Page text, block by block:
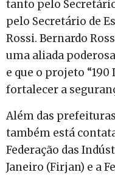
tanto pelo
pelo Secretário de
Rossi. Bernardo
uma aliada
e que o projeto
fortalecer a
Além das
também está
Federação das
Janeiro (Firjan) e a